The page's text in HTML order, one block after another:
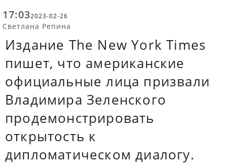
17:032023-02-26
Светлана Репина
Издание The New York Times
пишет, что американские
официальные лица призвали
Владимира Зеленского
продемонстрировать
открытость к
дипломатическом диалогу.